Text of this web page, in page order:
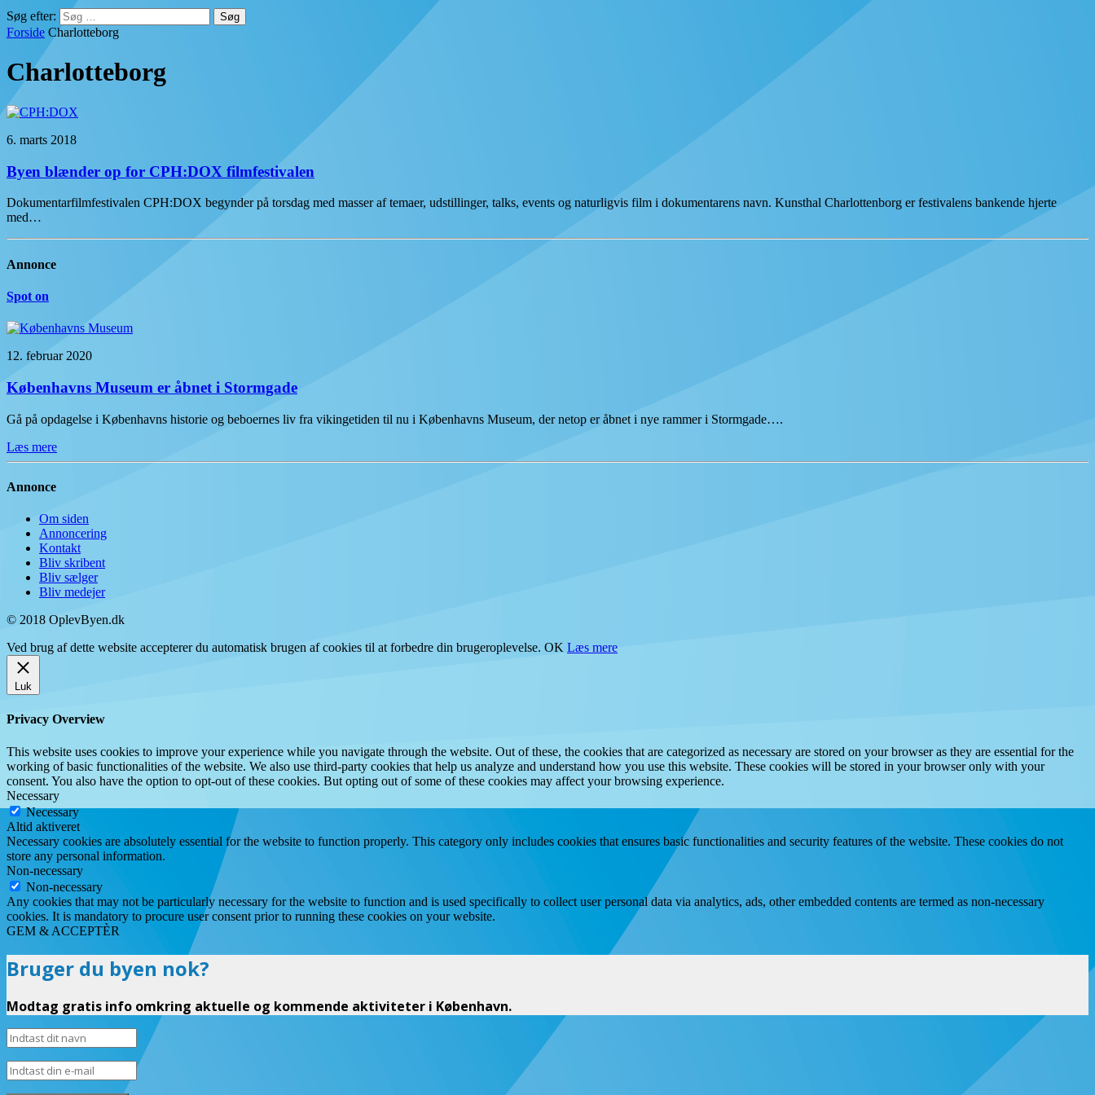
Søg efter:
Forside Charlotteborg
Charlotteborg
6. marts 2018
Byen blænder op for CPH:DOX filmfestivalen
Dokumentarfilmfestivalen CPH:DOX begynder på torsdag med masser af temaer, udstillinger, talks, events og naturligvis film i dokumentarens navn. Kunsthal Charlottenborg er festivalens bankende hjerte
med…
Annonce
Spot on
12. februar 2020
Københavns Museum er åbnet i Stormgade
Gå på opdagelse i Københavns historie og beboernes liv fra vikingetiden til nu i Københavns Museum, der netop er åbnet i nye rammer i Stormgade….
Læs mere
Annonce
Om siden
Annoncering
Kontakt
Bliv skribent
Bliv sælger
Bliv medejer
© 2018 OplevByen.dk
Ved brug af dette website accepterer du automatisk brugen af cookies til at forbedre din brugeroplevelse. OK Læs mere
Luk
Privacy Overview
This website uses cookies to improve your experience while you navigate through the website. Out of these, the cookies that are categorized as necessary are stored on your browser as they are essential for the
working of basic functionalities of the website. We also use third-party cookies that help us analyze and understand how you use this website. These cookies will be stored in your browser only with your
consent. You also have the option to opt-out of these cookies. But opting out of some of these cookies may affect your browsing experience.
Necessary
Necessary
Altid aktiveret
Necessary cookies are absolutely essential for the website to function properly. This category only includes cookies that ensures basic functionalities and security features of the website. These cookies do not
store any personal information.
Non-necessary
Non-necessary
Any cookies that may not be particularly necessary for the website to function and is used specifically to collect user personal data via analytics, ads, other embedded contents are termed as non-necessary
cookies. It is mandatory to procure user consent prior to running these cookies on your website.
GEM & ACCEPTÈR
Bruger du byen nok?
Modtag gratis info omkring aktuelle og kommende aktiviteter i København.